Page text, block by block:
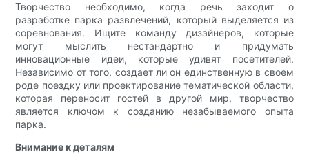
Творчество необходимо, когда речь заходит о
разработке парка развлечений, который выделяется из
соревнования. Ищите команду дизайнеров, которые
могут мыслить нестандартно и придумать
инновационные идеи, которые удивят посетителей.
Независимо от того, создает ли он единственную в своем
роде поездку или проектирование тематической области,
которая переносит гостей в другой мир, творчество
является ключом к созданию незабываемого опыта
парка.
Внимание к деталям